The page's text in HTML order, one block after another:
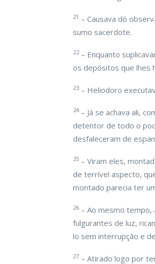
21 – Causava dó
sumo sacerdote.
22– Enquanto
os depósitos que lhes
23 – Heliodoro
24 – Já se achava ali,
detentor de todo o
desfaleceram de
25 – Viram eles,
de terrível aspecto,
montado parecia ter
26 – Ao mesmo
fulgurantes de luz,
lo sem interrupção e
27 – Atirado logo por